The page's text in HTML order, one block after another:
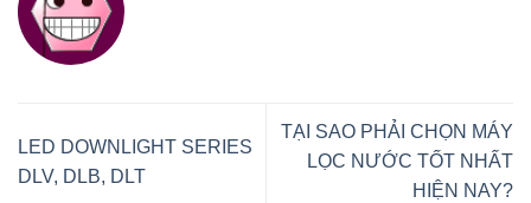
LED DOWNLIGHT SERIES
DLV, DLB, DLT
TẠI SAO PHẢI CHỌN MÁY
LỌC NƯỚC TỐT NHẤT
HIỆN NAY?